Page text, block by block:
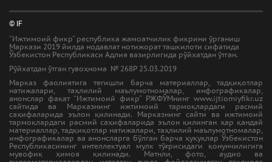
© IF
"Ижтимоий фикр" республика жамоатчилик фикрини ўрганиш
Маркази 2019 йилда нодавлат нотижорат ташкилоти сифатида
Ўзбекистон Республикаси Адлия вазирлигида рўйхатдан ўтган.
Рўйхатдан ўтган гувоҳнома № 268Р 25.03.2019
Марказ фаолиятига тегишли барча материаллар, тадқиқотлар
натижалари, таҳлилий маълумотномалар, инфографикалар,
анонслар фақат “Ижтимоий фикр” РЖФЎМнинг www.ijtiomiyfikr.uz
сайтида ва Марказнинг ижтимоий тармоқлардаги расмий
саҳифаларида эълон қилинади. Марказнинг сайти ва ижтимоий
тармоқлардаги расмий саҳифаларида эълон қилинган ҳар қандай
материаллар, тадқиқотлар натижалари, таҳлилий маълумотномалар,
инфографикалар ва анонсларга бўлган барча ҳуқуқлар Ўзбекистон
Республикасининг интеллектуал мулк тўғрисидаги қонунчилигига
мувофиқ ҳимоя қилинади. Матнли, фото, аудио ва